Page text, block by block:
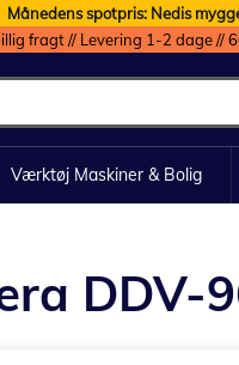
Månedens spotpris: Nedis
fragt // Levering 1-2 dage //
Værktøj Maskiner & Bolig
DDV-